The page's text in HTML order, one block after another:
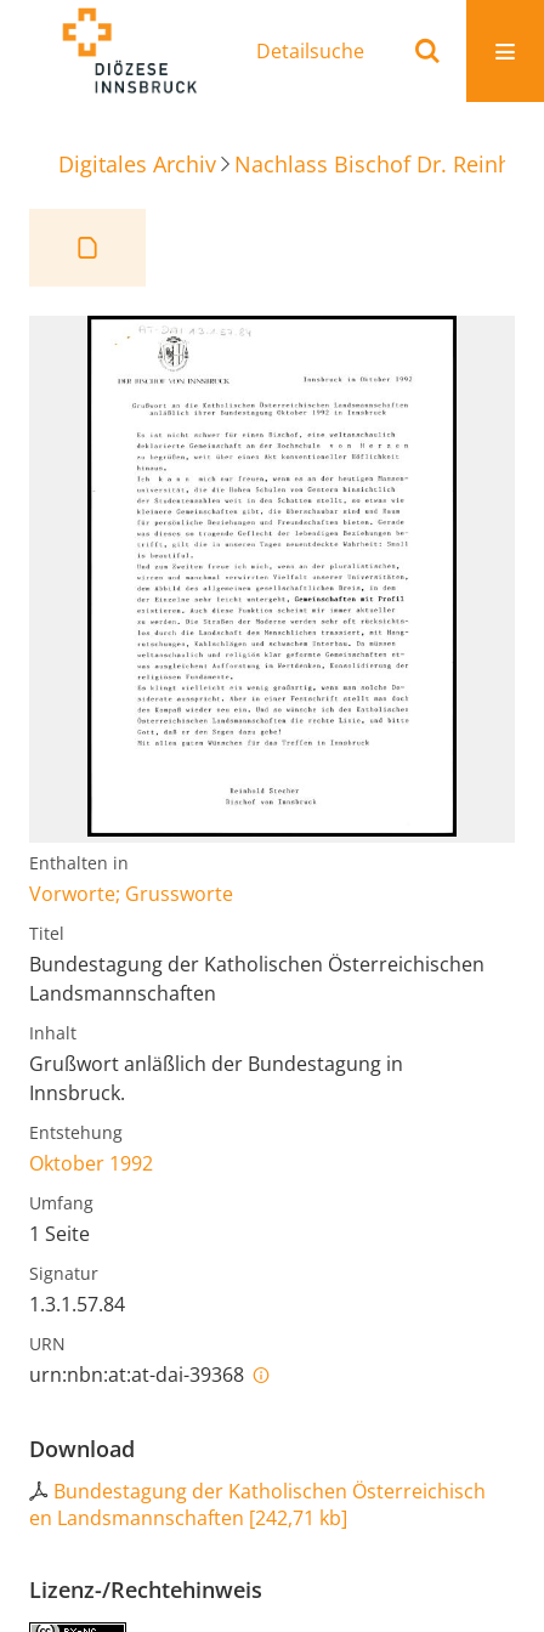
Detailsuche
Digitales Archiv Nachlass Bischof Dr.
Enthalten in
Vorworte; Grussworte
Titel
Bundestagung der Katholischen Österreichischen
Landsmannschaften
Inhalt
Grußwort anläßlich der Bundestagung in
Innsbruck.
Entstehung
Oktober 1992
Umfang
1 Seite
Signatur
1.3.1.57.84
URN
urn:nbn:at:at-dai-39368
Download
Bundestagung der Katholischen Österreichisch
en Landsmannschaften [242,71 kb]
Lizenz-/Rechtehinweis